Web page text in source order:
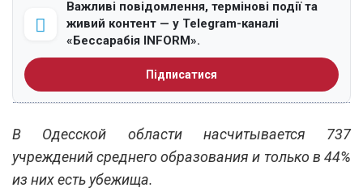
Важливі повідомлення, термінові події та
живий контент — у Telegram-каналі
«Бессарабія INFORM».
Підписатися
В Одесской области насчитывается 737
учреждений среднего образования и только в 44%
из них есть убежища.